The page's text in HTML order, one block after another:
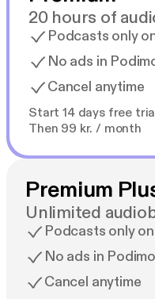
utan større fysiske
Halvor Folgerø
forfattar frå Stord.
NRK.
20 hours of
Podcasts only
No ads in
Cancel anytime
Start 14 days free
Then 99 kr. / month
Premium
Unlimited
Podcasts only
No ads in
Cancel anytime